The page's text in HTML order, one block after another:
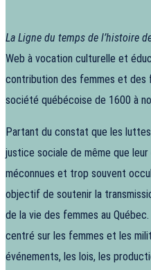
La Ligne du temps de l’histoire
Web à vocation culturelle et
contribution des femmes et des
société québécoise de 1600 à
Partant du constat que les
justice sociale de même que
méconnues et trop souvent
objectif de soutenir la
de la vie des femmes au
centré sur les femmes et les
événements, les lois, les